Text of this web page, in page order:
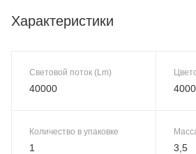
Характеристики
Световой поток (Lm)
40000 4000
Количество в упаковке
1 3,5